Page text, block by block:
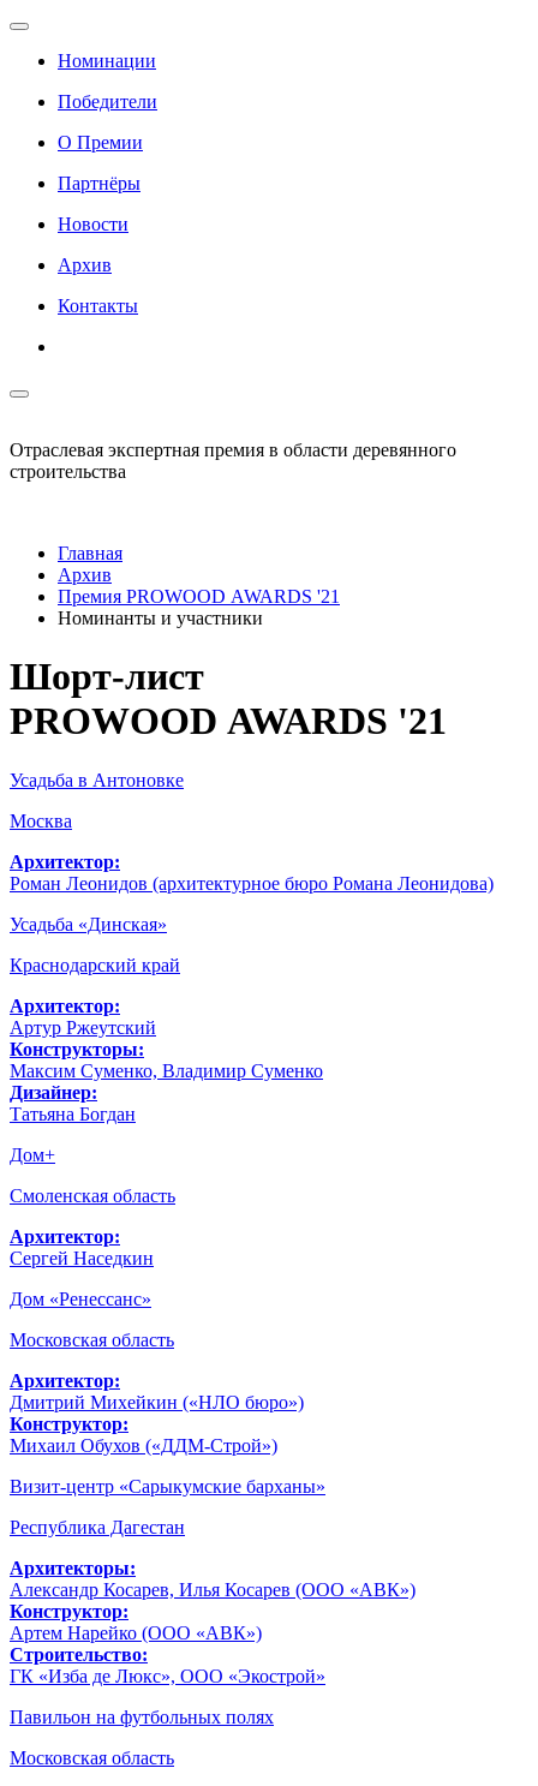
Номинации
Победители
О Премии
Партнёры
Новости
Архив
Контакты
Отраслевая экспертная премия в области деревянного
строительства
Главная
Архив
Премия PROWOOD AWARDS '21
Номинанты и участники
Шорт-лист
PROWOOD AWARDS '21
Усадьба в Антоновке
Москва
Архитектор:
Роман Леонидов (архитектурное бюро Романа Леонидова)
Усадьба «Динская»
Краснодарский край
Архитектор:
Артур Ржеутский
Конструкторы:
Максим Суменко, Владимир Суменко
Дизайнер:
Татьяна Богдан
Дом+
Смоленская область
Архитектор:
Сергей Наседкин
Дом «Ренессанс»
Московская область
Архитектор:
Дмитрий Михейкин («НЛО бюро»)
Конструктор:
Михаил Обухов («ДДМ-Строй»)
Визит-центр «Сарыкумские барханы»
Республика Дагестан
Архитекторы:
Александр Косарев, Илья Косарев (ООО «АВК»)
Конструктор:
Артем Нарейко (ООО «АВК»)
Строительство:
ГК «Изба де Люкс», ООО «Экострой»
Павильон на футбольных полях
Московская область